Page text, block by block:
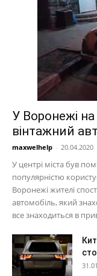
У Воронежі
вінтажний
maxwelhelp - 20.04.2020
У центрі міста був
популярністю
Воронежі жителі
автомобіль, який
все знаходиться в